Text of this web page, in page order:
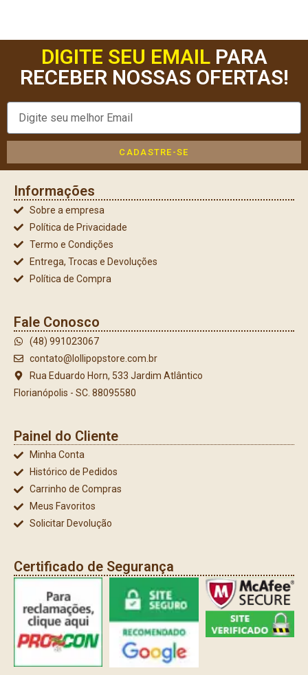
DIGITE SEU EMAILPARA
RECEBER NOSSAS OFERTAS!
CADASTRE-SE
Informações
Sobre a empresa
Política de Privacidade
Termo e Condições
Entrega, Trocas e Devoluções
Política de Compra
Fale Conosco
(48) 991023067
contato@lollipopstore.com.br
Rua Eduardo Horn, 533 Jardim Atlântico
Florianópolis - SC. 88095580
Painel do Cliente
Minha Conta
Histórico de Pedidos
Carrinho de Compras
Meus Favoritos
Solicitar Devolução
Certificado de Segurança